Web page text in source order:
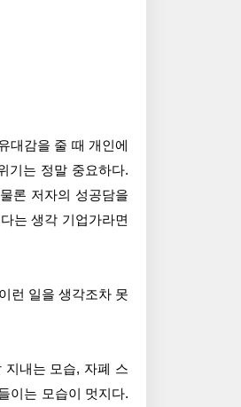
대감을 줄 때 개인에
기는 정말 중요하다.
론 저자의 성공담을
는 생각 기업가라면
런 일을 생각조차 못
지내는 모습, 자폐 스
이는 모습이 멋지다.